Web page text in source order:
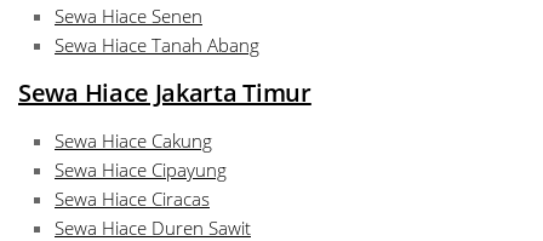
Sewa Hiace Senen
Sewa Hiace Tanah Abang
Sewa Hiace Jakarta Timur
Sewa Hiace Cakung
Sewa Hiace Cipayung
Sewa Hiace Ciracas
Sewa Hiace Duren Sawit